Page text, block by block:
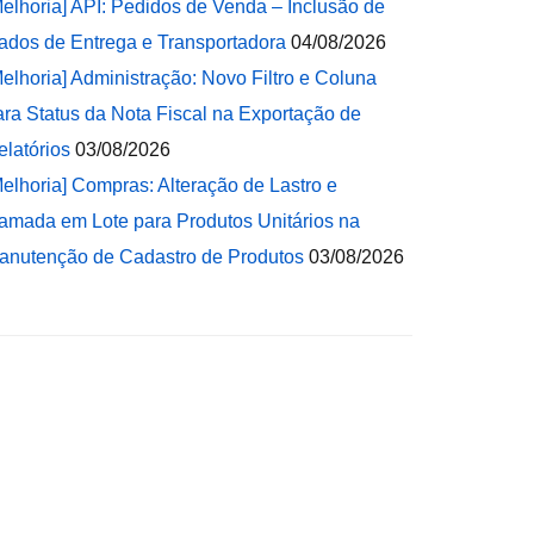
API: Pedidos de Venda – Inclusão de
de Entrega e Transportadora 04/08/2026
Administração: Novo Filtro e Coluna
Status da Nota Fiscal na Exportação de
03/08/2026
Compras: Alteração de Lastro e
em Lote para Produtos Unitários na
de Cadastro de Produtos 03/08/2026